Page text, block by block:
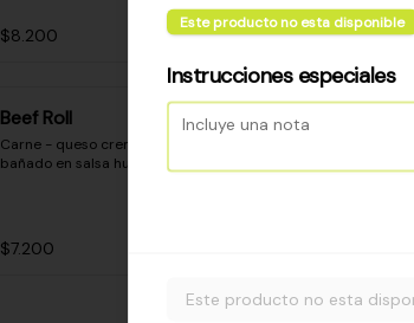
$8.200
Beef Roll
Carne - queso crema - pimentón -
bañado en salsa huancaína
$7.200
Este producto no esta disponible
Instrucciones especiales
Este producto no esta